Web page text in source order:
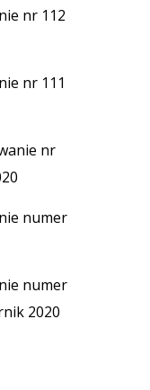
nr 112
nr 111
nr
numer
numer
2020